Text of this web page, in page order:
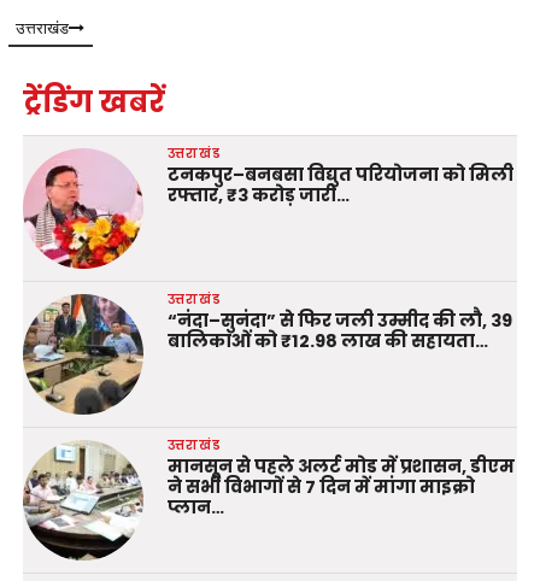
उत्तराखंड
ट्रेंडिंग खबरें
उत्तराखंड
टनकपुर–बनबसा विद्युत परियोजना को मिली
रफ्तार, ₹3 करोड़ जारी…
उत्तराखंड
“नंदा–सुनंदा” से फिर जली उम्मीद की लौ, 39
बालिकाओं को ₹12.98 लाख की सहायता…
उत्तराखंड
मानसून से पहले अलर्ट मोड में प्रशासन, डीएम
ने सभी विभागों से 7 दिन में मांगा माइक्रो
प्लान…